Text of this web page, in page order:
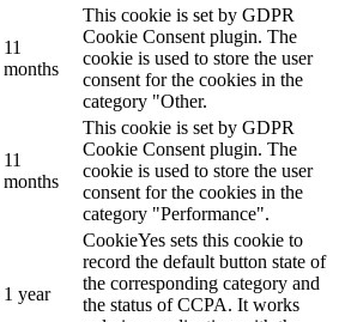
11
months
This cookie is set by GDPR
Cookie Consent plugin. The
cookie is used to store the user
consent for the cookies in the
category "Other.
11
months
This cookie is set by GDPR
Cookie Consent plugin. The
cookie is used to store the user
consent for the cookies in the
category "Performance".
1 year
CookieYes sets this cookie to
record the default button state of
the corresponding category and
the status of CCPA. It works